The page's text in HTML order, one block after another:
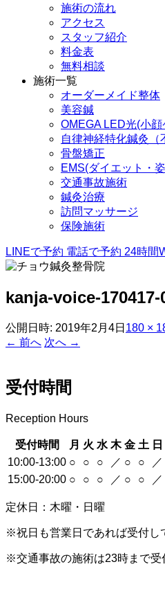
施術の流れ
アクセス
スタッフ紹介
料金表
無料相談
施術一覧
オーダーメイド整体
美容鍼
OMEGA LED光(小顔
自律神経特化鍼灸（
骨盤矯正
EMS(ダイエット・
交通事故施術
鍼灸治療
訪問マッサージ
保険施術
LINEで予約 電話で予約 24時間
kanja-voice-170417-
公開日時: 2019年2月4日 180 ×
← 前へ 次へ →
受付時間
Reception Hours
受付時間 月 火 水 木 金 土 日
10:00-13:00 ○ ○ ○ ／ ○ ○
／
15:00-20:00 ○ ○ ○ ／ ○ ○ ／
定休日：木曜・日曜
※祝日も営業日であれば受付し
※交通事故の施術は23時まで受